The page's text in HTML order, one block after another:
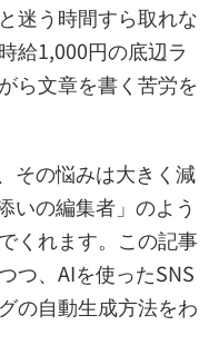
迷う時間すら取れな
給1,000円の底辺ラ
ら文章を書く苦労を
その悩みは大きく減
いの編集者」のよう
くれます。この記事
つ、AIを使ったSNS
の自動生成方法をわ